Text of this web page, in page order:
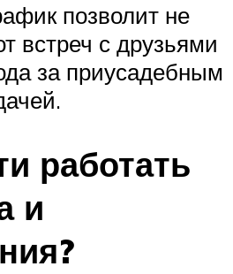
позволит не
встреч с друзьями
за приусадебным
работать
и